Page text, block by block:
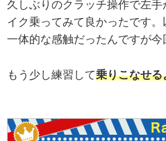
久しぶりのクラッチ操作で左
イク乗ってみて良かったです
一体的な感触だったんですが今
もう少し練習して乗りこなせる